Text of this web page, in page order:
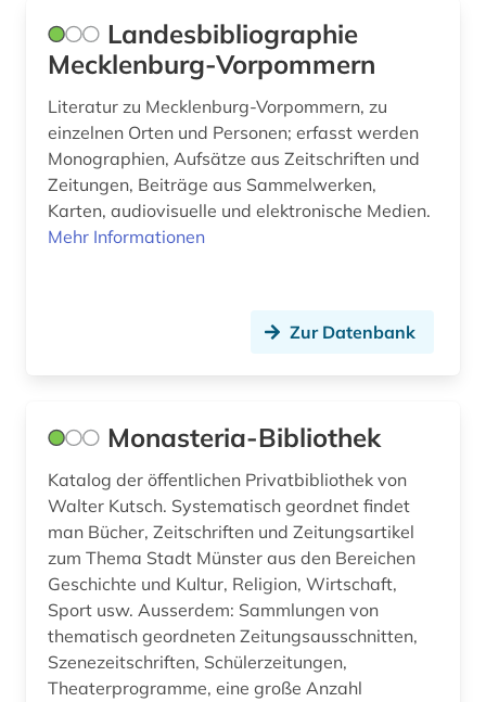
krleza (1)
kroatien (2)
kultur (6)
kulturdenkmal (1)
kulturerbe (1)
landeskunde (35)
langspielplatte (1)
lateinamerika (6)
lausanne (1)
Landesbibliographie
Mecklenburg-Vorpommern
Literatur zu Mecklenburg-Vorpommern, zu
einzelnen Orten und Personen; erfasst werden
Monographien, Aufsätze aus Zeitschriften und
Zeitungen, Beiträge aus Sammelwerken,
Karten, audiovisuelle und elektronische Medien.
Mehr Informationen
Zur Datenbank
Monasteria-Bibliothek
Katalog der öffentlichen Privatbibliothek von
Walter Kutsch. Systematisch geordnet findet
man Bücher, Zeitschriften und Zeitungsartikel
zum Thema Stadt Münster aus den Bereichen
Geschichte und Kultur, Religion, Wirtschaft,
Sport usw. Ausserdem: Sammlungen von
thematisch geordneten Zeitungsausschnitten,
Szenezeitschriften, Schülerzeitungen,
Theaterprogramme, eine große Anzahl